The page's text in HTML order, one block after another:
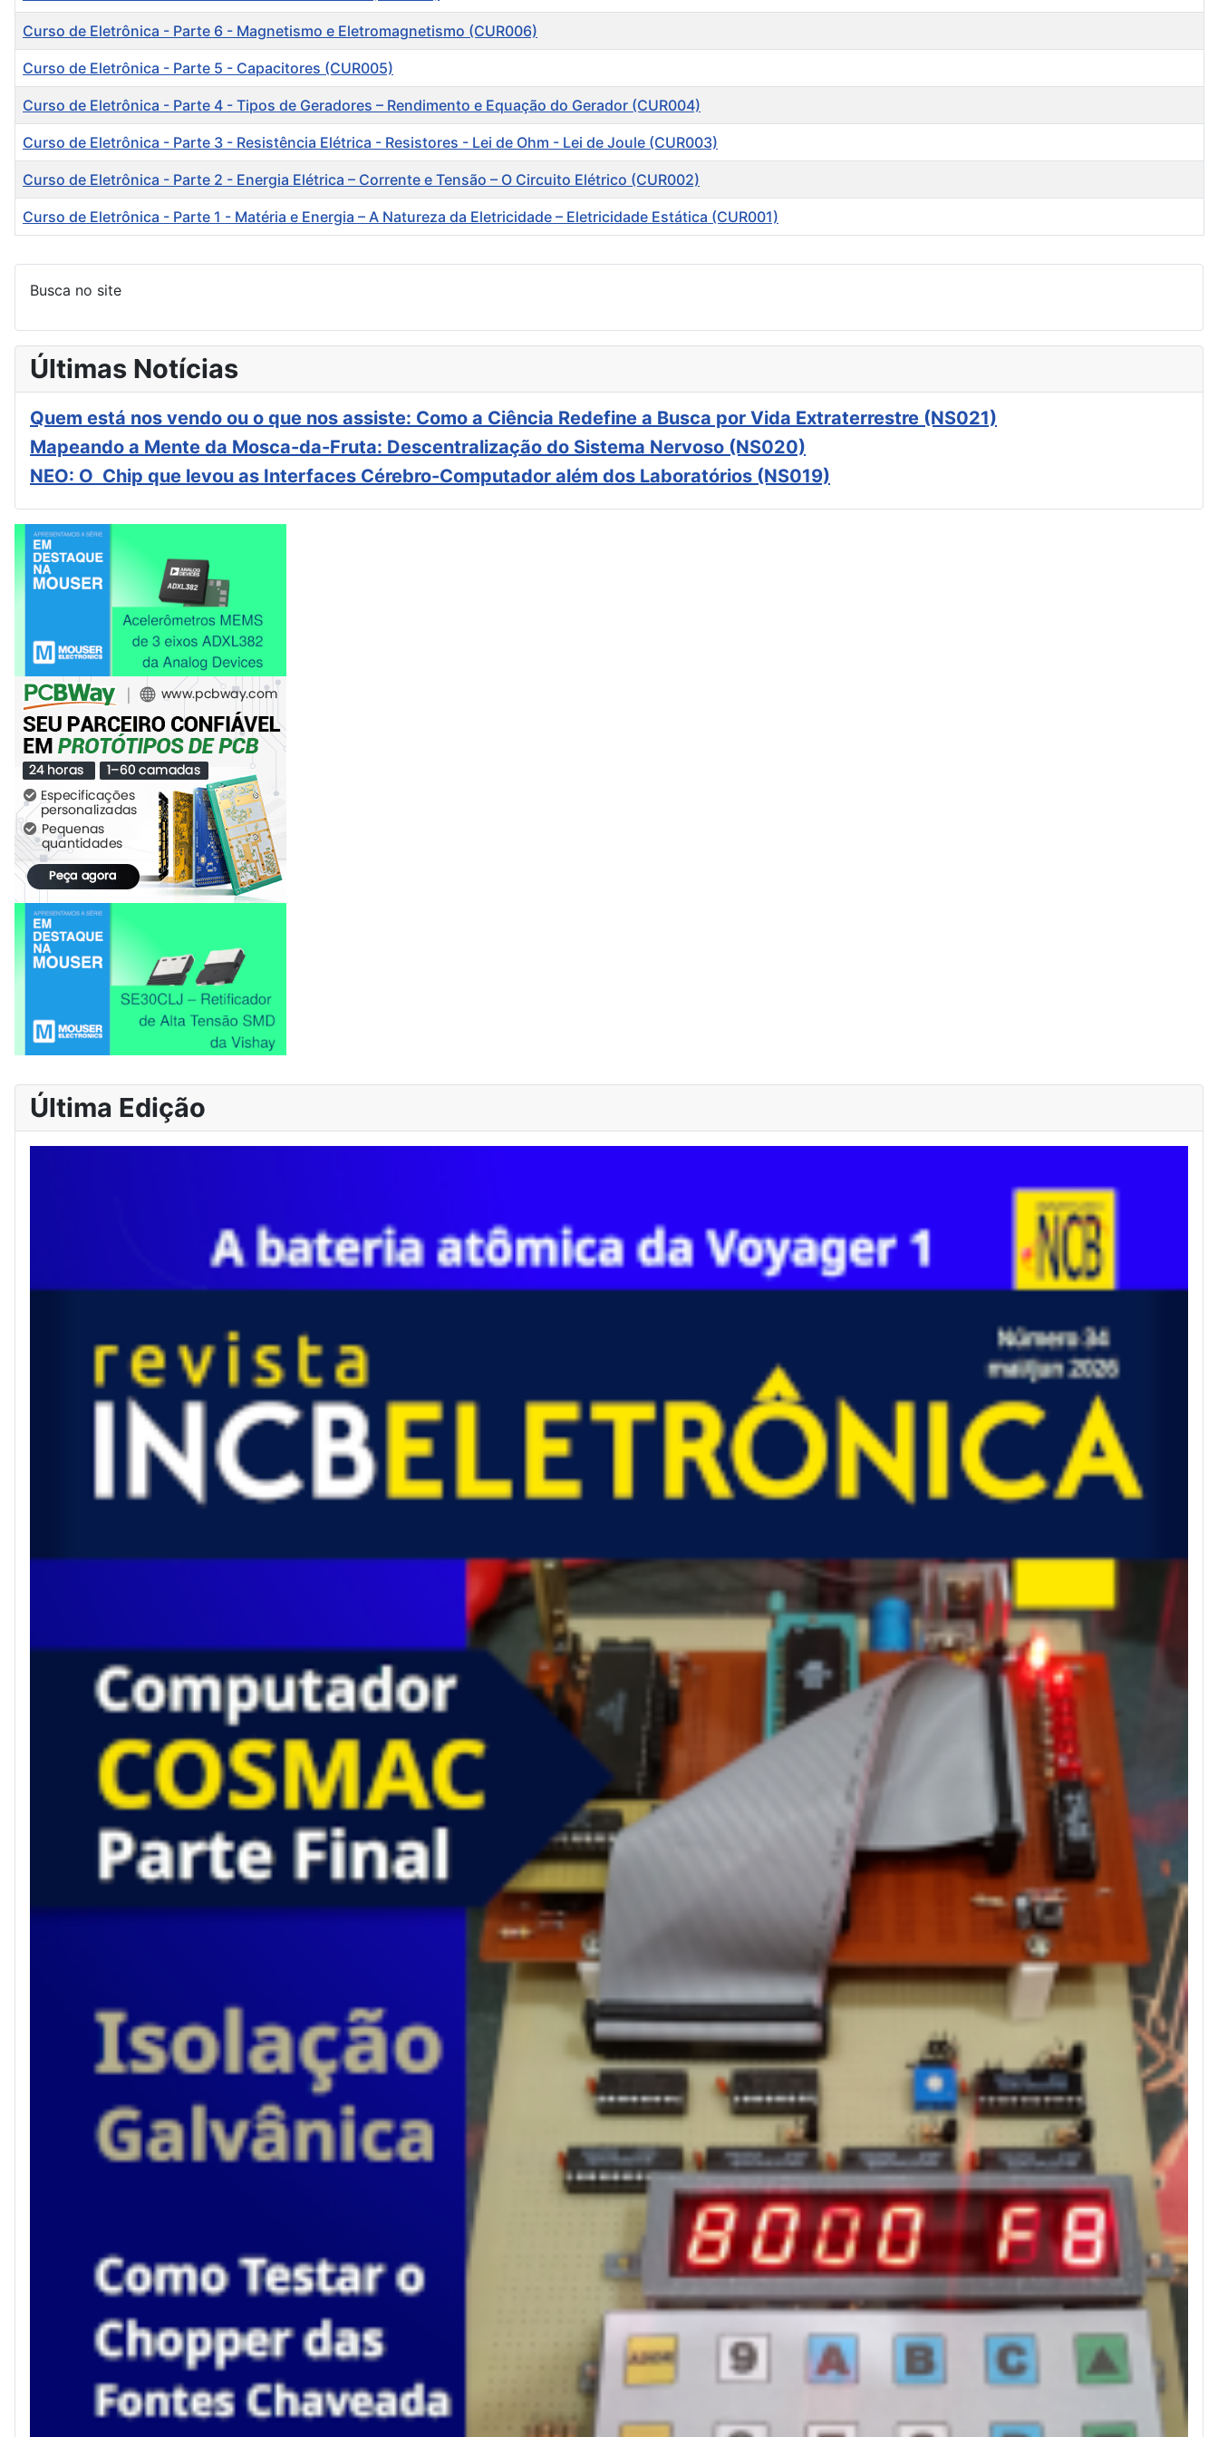
Curso de Eletrônica - Parte 6 - Magnetismo e Eletromagnetismo (CUR006)
Curso de Eletrônica - Parte 5 - Capacitores (CUR005)
Curso de Eletrônica - Parte 4 - Tipos de Geradores – Rendimento e Equação do Gerador (CUR004)
Curso de Eletrônica - Parte 3 - Resistência Elétrica - Resistores - Lei de Ohm - Lei de Joule (CUR003)
Curso de Eletrônica - Parte 2 - Energia Elétrica – Corrente e Tensão – O Circuito Elétrico (CUR002)
Curso de Eletrônica - Parte 1 - Matéria e Energia – A Natureza da Eletricidade – Eletricidade Estática (CUR001)
Busca no site
Últimas Notícias
Quem está nos vendo ou o que nos assiste: Como a Ciência Redefine a Busca por Vida Extraterrestre (NS021)
Mapeando a Mente da Mosca-da-Fruta: Descentralização do Sistema Nervoso (NS020)
NEO: O Chip que levou as Interfaces Cérebro-Computador além dos Laboratórios (NS019)
Última Edição